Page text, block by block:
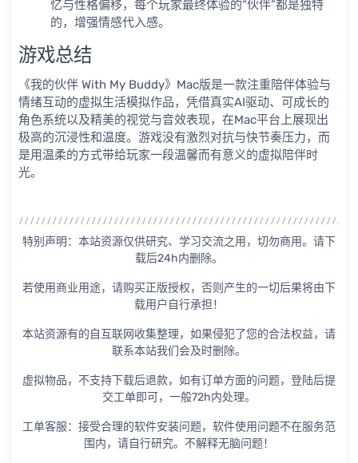
忆与性格偏移，每个玩家最终体验的“伙伴”都是独特
的，增强情感代入感。
游戏总结
《我的伙伴 With My Buddy》Mac版是一款注重陪伴体验与
情绪互动的虚拟生活模拟作品，凭借真实AI驱动、可成长的
角色系统以及精美的视觉与音效表现，在Mac平台上展现出
极高的沉浸性和温度。游戏没有激烈对抗与快节奏压力，而
是用温柔的方式带给玩家一段温馨而有意义的虚拟陪伴时
光。
特别声明：本站资源仅供研究、学习交流之用，切勿商用。请下
载后24h内删除。
若使用商业用途，请购买正版授权，否则产生的一切后果将由下
载用户自行承担！
本站资源有的自互联网收集整理，如果侵犯了您的合法权益，请
联系本站我们会及时删除。
虚拟物品，不支持下载后退款，如有订单方面的问题，登陆后提
交工单即可，一般72h内处理。
工单客服：接受合理的软件安装问题，软件使用问题不在服务范
围内，请自行研究。不解释无脑问题！